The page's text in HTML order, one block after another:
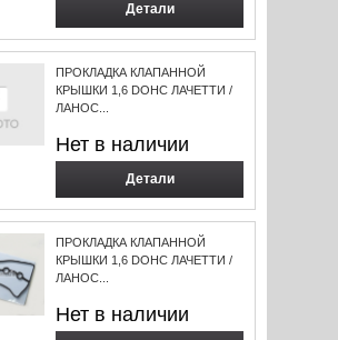
Детали
ПРОКЛАДКА КЛАПАННОЙ
КРЫШКИ 1,6 DOHC ЛАЧЕТТИ /
ЛАНОС...
Нет в наличии
Детали
ПРОКЛАДКА КЛАПАННОЙ
КРЫШКИ 1,6 DOHC ЛАЧЕТТИ /
ЛАНОС...
Нет в наличии